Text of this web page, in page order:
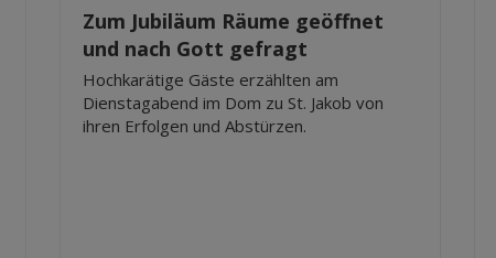
Zum Jubiläum Räume geöffnet
und nach Gott gefragt
Hochkarätige Gäste erzählten am
Dienstagabend im Dom zu St. Jakob von
ihren Erfolgen und Abstürzen.